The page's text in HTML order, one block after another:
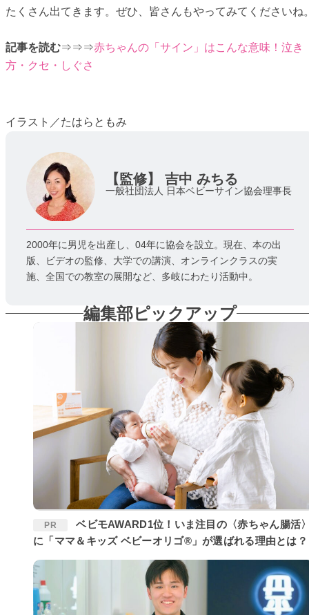
たくさん出てきます。ぜひ、皆さんもやってみてくださいね
記事を読む⇒⇒⇒赤ちゃんの「サイン」はこんな意味！泣き
方・クセ・しぐさ
イラスト／たはらともみ
【監修】 吉中 みちる
一般社団法人 日本ベビーサイン協会理事長
2000年に男児を出産し、04年に協会を設立。現在、本の出
版、ビデオの監修、大学での講演、オンラインクラスの実
施、全国での教室の展開など、多岐にわたり活動中。
編集部ピックアップ
PR
ベビモAWARD1位！いま注目の〈赤ちゃん腸活〉
に「ママ＆キッズ ベビーオリゴ®」が選ばれる理由とは？